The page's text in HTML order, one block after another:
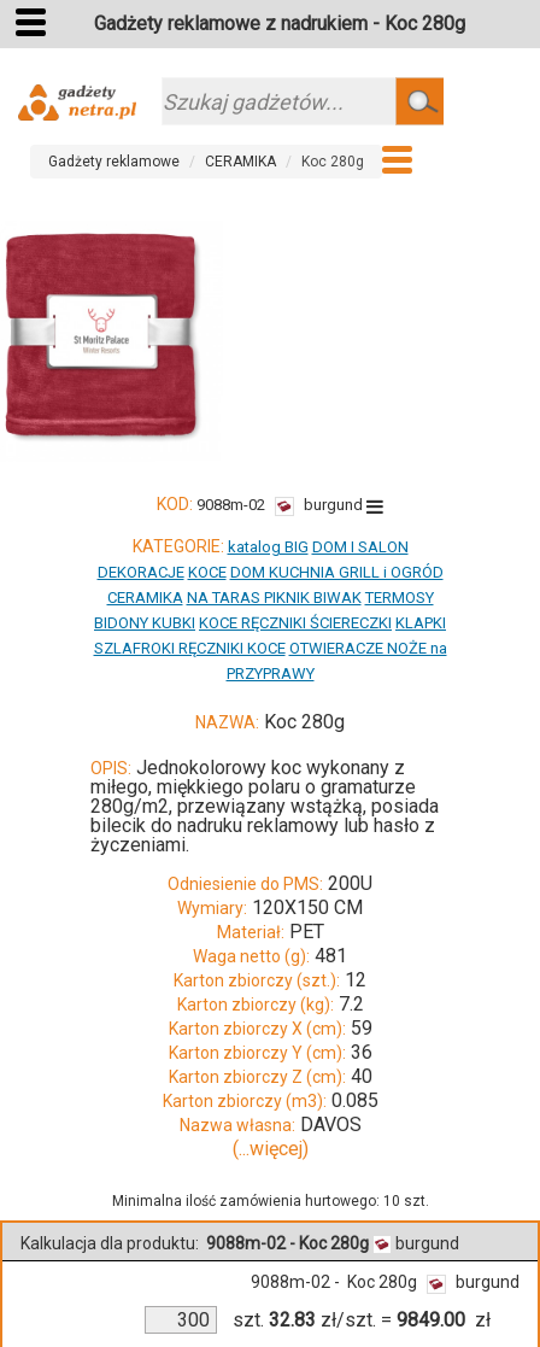
Gadżety reklamowe z nadrukiem - Koc 280g
Szukaj
Gadżety reklamowe CERAMIKA Koc 280g
KOD: 9088m-02 burgund
KATEGORIE: katalog BIG DOM I SALON
DEKORACJE KOCE DOM KUCHNIA GRILL i OGRÓD
CERAMIKA NA TARAS PIKNIK BIWAK TERMOSY
BIDONY KUBKI KOCE RĘCZNIKI ŚCIERECZKI KLAPKI
SZLAFROKI RĘCZNIKI KOCE OTWIERACZE NOŻE na
PRZYPRAWY
NAZWA: Koc 280g
OPIS: Jednokolorowy koc wykonany z
miłego, miękkiego polaru o gramaturze
280g/m2, przewiązany wstążką, posiada
bilecik do nadruku reklamowy lub hasło z
życzeniami.
Odniesienie do PMS: 200U
Wymiary: 120X150 CM
Materiał: PET
Waga netto (g): 481
Karton zbiorczy (szt.): 12
Karton zbiorczy (kg): 7.2
Karton zbiorczy X (cm): 59
Karton zbiorczy Y (cm): 36
Karton zbiorczy Z (cm): 40
Karton zbiorczy (m3): 0.085
Nazwa własna: DAVOS
(...więcej)
Minimalna ilość zamówienia hurtowego: 10 szt.
Kalkulacja dla produktu: 9088m-02 - Koc 280g burgund
9088m-02 - Koc 280g burgund
szt. 32.83 zł/szt. = 9849.00 zł